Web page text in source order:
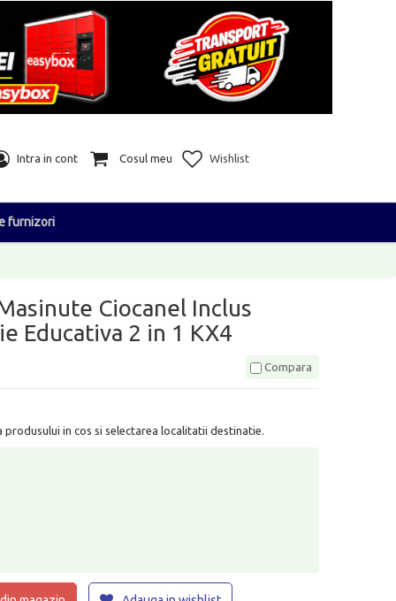
Intra in cont Cosul meu Wishlist
furnizori
Ciocanel Inclus
Educativa 2 in 1 KX4
Compara
in cos si selectarea localitatii destinatie.